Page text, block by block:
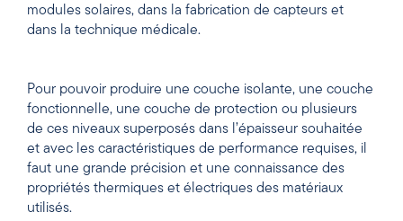
modules solaires, dans la fabrication de capteurs et
dans la technique médicale.
Pour pouvoir produire une couche isolante, une couche
fonctionnelle, une couche de protection ou plusieurs
de ces niveaux superposés dans l’épaisseur souhaitée
et avec les caractéristiques de performance requises, il
faut une grande précision et une connaissance des
propriétés thermiques et électriques des matériaux
utilisés.